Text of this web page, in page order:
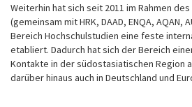
Weiterhin hat sich seit 2011 im Rahmen des
(gemeinsam mit HRK, DAAD, ENQA, AQAN,
Bereich Hochschulstudien eine feste
etabliert. Dadurch hat sich der Bereich
Kontakte in der südostasiatischen Region
darüber hinaus auch in Deutschland und